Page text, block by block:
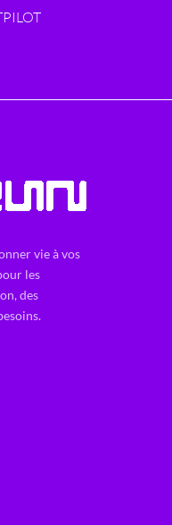
vie à vos
les
des